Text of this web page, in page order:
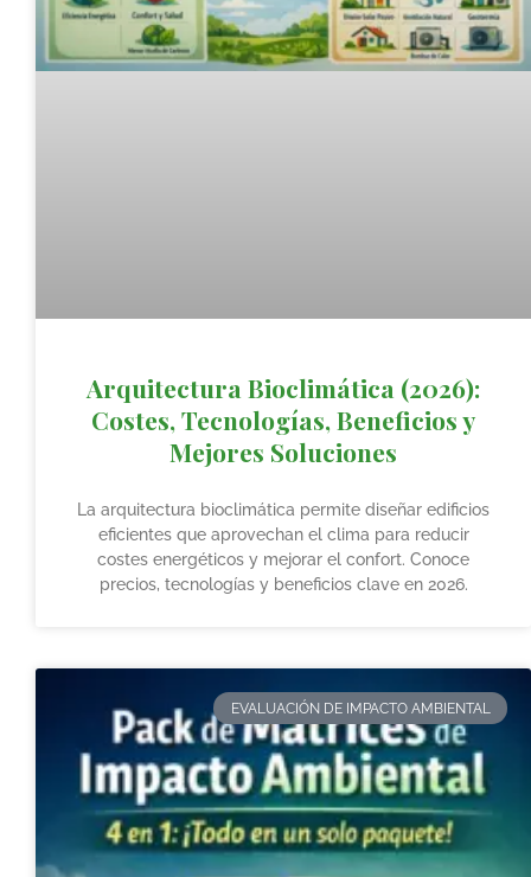
Arquitectura Bioclimática (2026):
Costes, Tecnologías, Beneficios y
Mejores Soluciones
La arquitectura bioclimática permite diseñar edificios
eficientes que aprovechan el clima para reducir
costes energéticos y mejorar el confort. Conoce
precios, tecnologías y beneficios clave en 2026.
EVALUACIÓN DE IMPACTO AMBIENTAL